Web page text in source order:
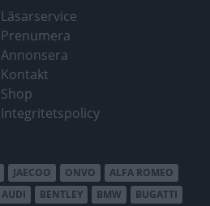
Läsarservice
Prenumera
Annonsera
Kontakt
Shop
Integritetspolicy
JAECOO ONVO
ALFA ROMEO
AUDI BENTLEY BMW
BUGATTI